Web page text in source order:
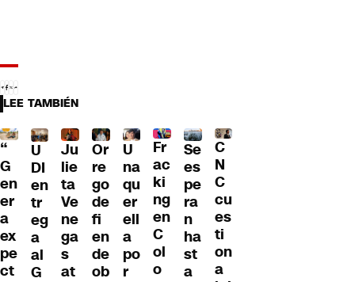
LEE TAMBIÉN
“
G
en
er
a
ex
pe
ct
U
DI
en
tr
eg
a
al
G
Ju
lie
ta
Ve
ne
ga
s
at
Or
re
go
de
fi
en
de
ob
U
na
qu
er
ell
a
po
r
Fr
ac
ki
ng
en
C
ol
o
Se
es
pe
ra
n
ha
st
a
C
N
C
cu
es
ti
on
a